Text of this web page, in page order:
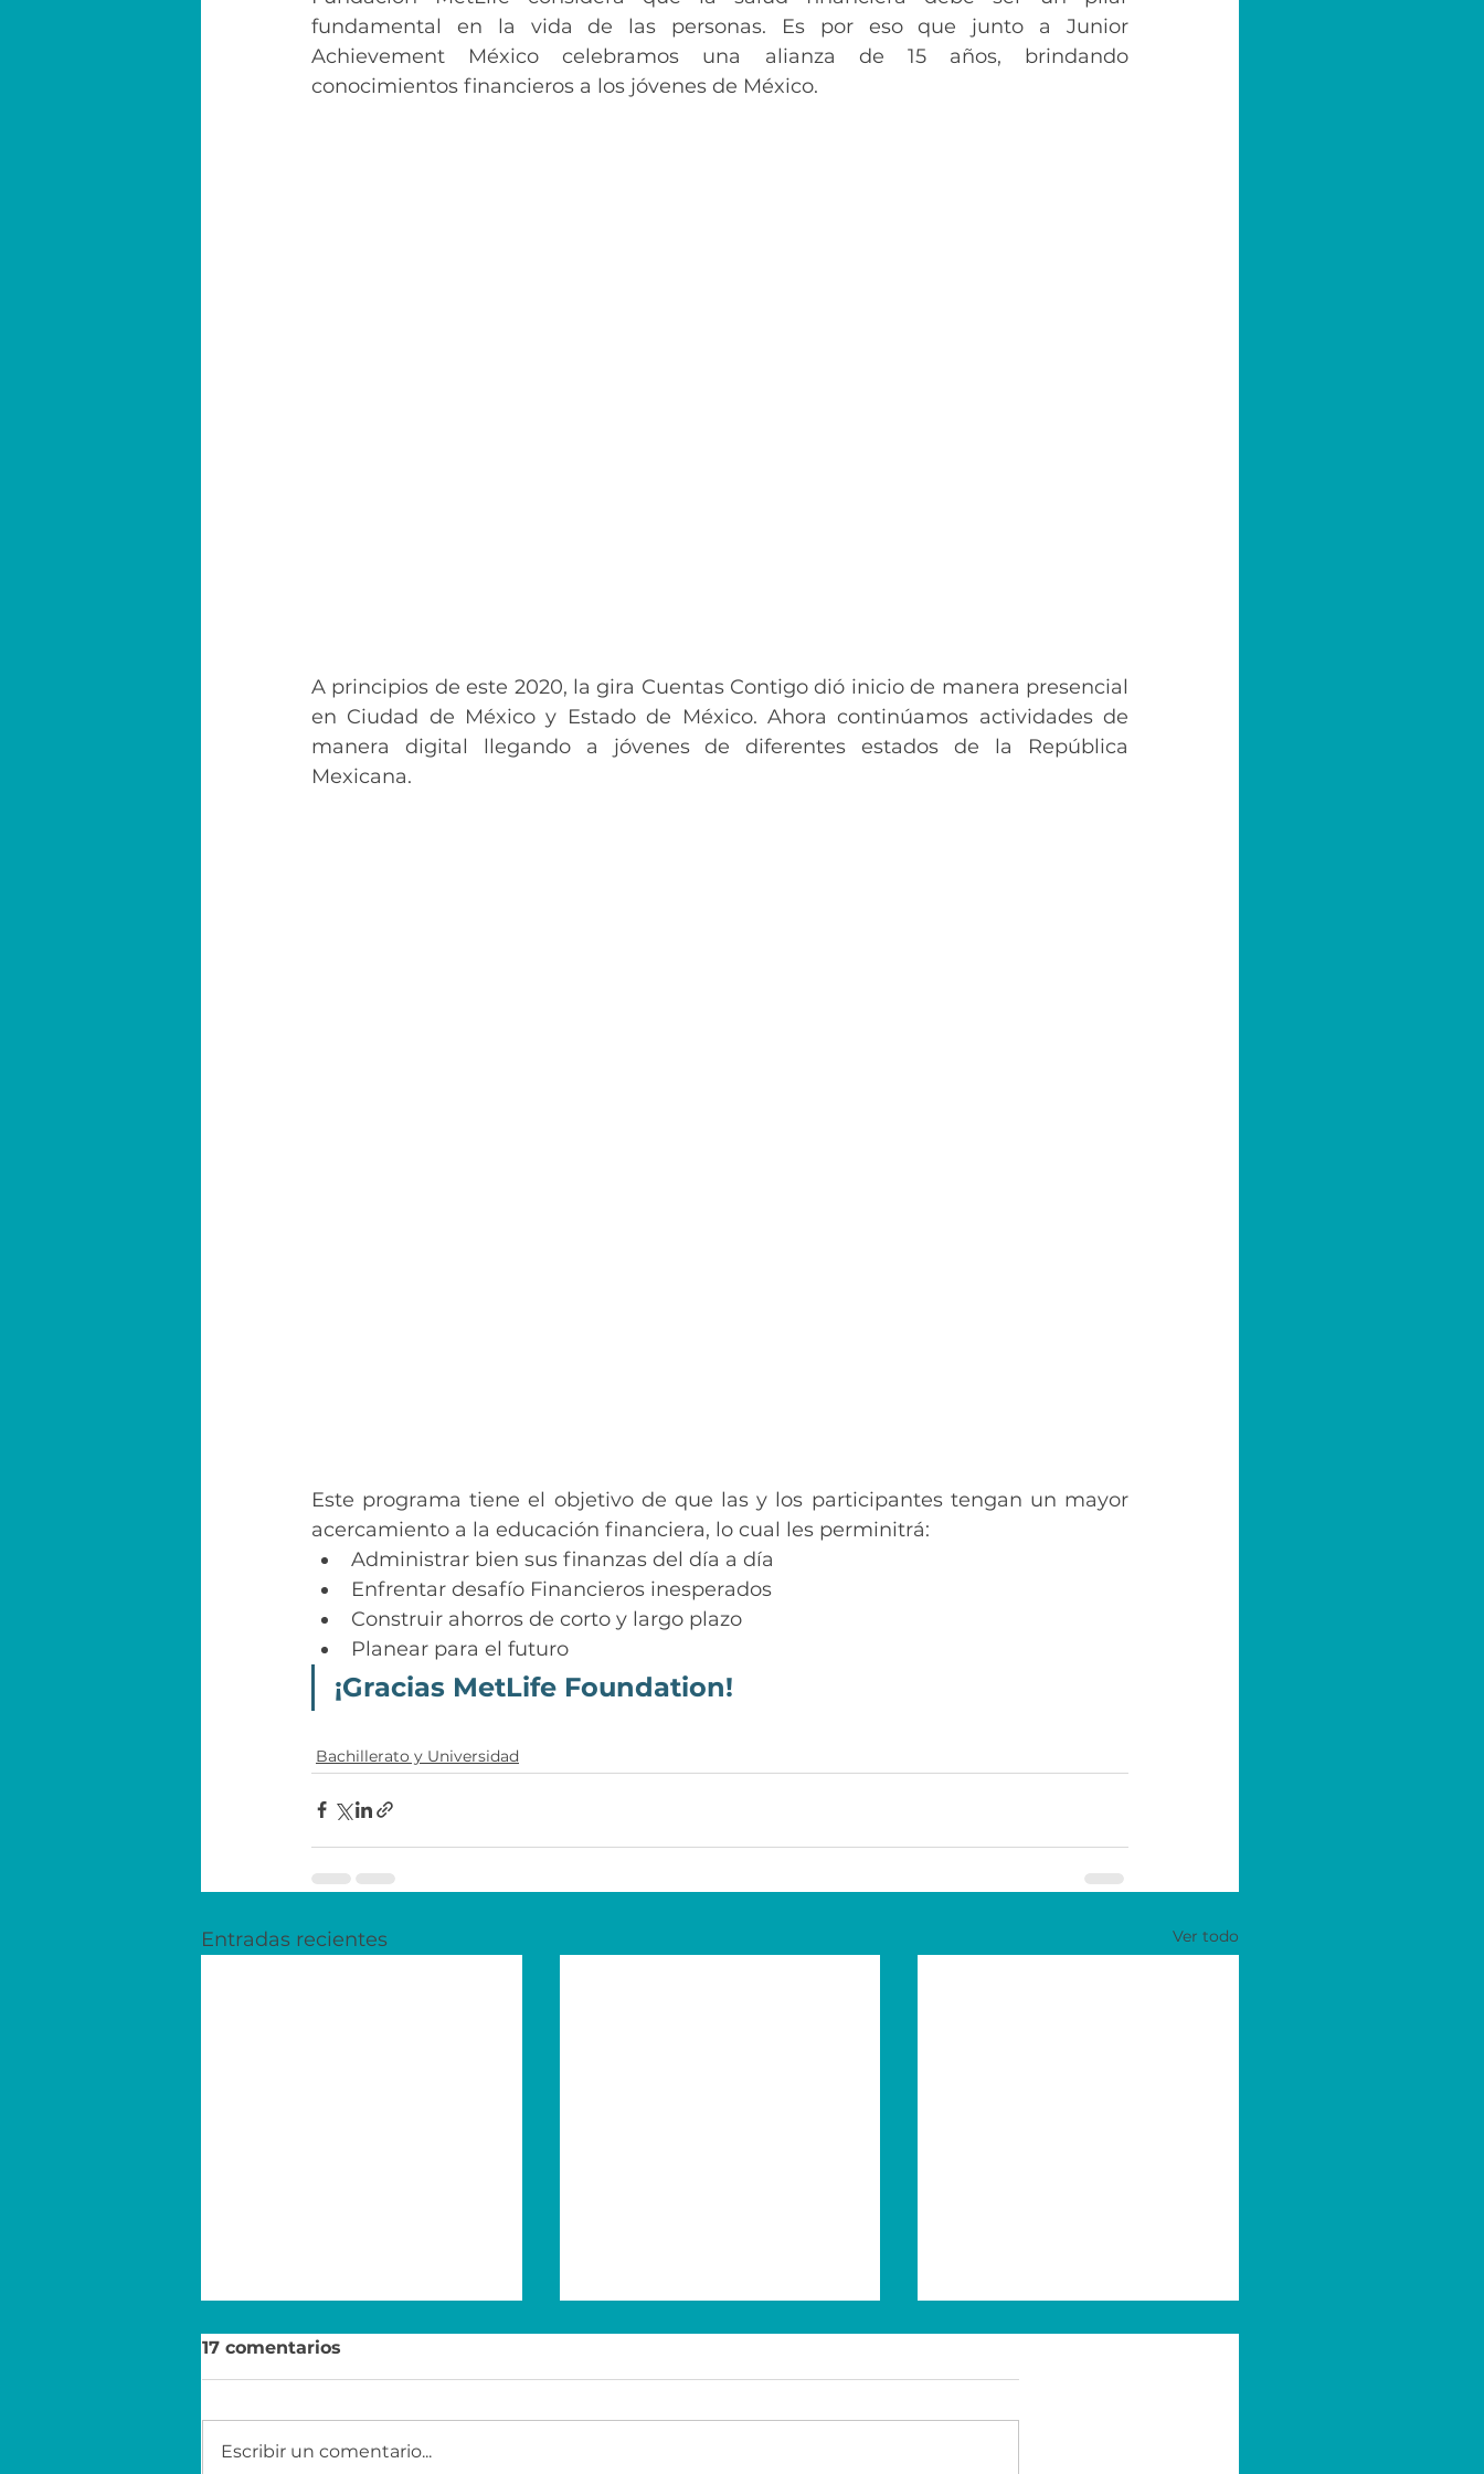
fundamental en la vida de las personas. Es por eso que junto a Junior
Achievement México celebramos una alianza de 15 años, brindando
conocimientos financieros a los jóvenes de México.
A principios de este 2020, la gira Cuentas Contigo dió inicio de manera presencial
en Ciudad de México y Estado de México. Ahora continúamos actividades de
manera digital llegando a jóvenes de diferentes estados de la República
Mexicana.
Este programa tiene el objetivo de que las y los participantes tengan un mayor
acercamiento a la educación financiera, lo cual les perminitrá:
Administrar bien sus finanzas del día a día
Enfrentar desafío Financieros inesperados
Construir ahorros de corto y largo plazo
Planear para el futuro
¡Gracias MetLife Foundation!
Bachillerato y Universidad
Entradas recientes Ver todo
17 comentarios
Escribir un comentario...